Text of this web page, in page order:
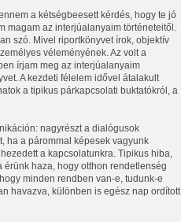
a kétségbeesett kérdés, hogy te jó
magam az interjúalanyaim történeteitől.
szó. Mivel riportkönyvet írok, objektív
véleményének. Az volt a
írjam meg az interjúalanyaim
A kezdeti félelem idővel átalakult
a tipikus párkapcsolati buktatókról, a
nagyrészt a dialógusok
ha a párommal képesek vagyunk
a kapcsolatunkra. Tipikus hiba,
haza, hogy otthon rendetlenség
minden rendben van-e, tudunk-e
havazva, különben is egész nap ordított